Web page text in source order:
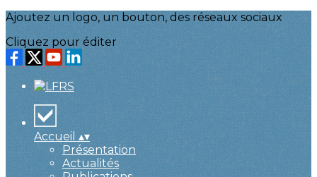
Ajoutez un logo, un bouton, des réseaux sociaux
Cliquez pour éditer
Accueil▴▾
Présentation
Actualités